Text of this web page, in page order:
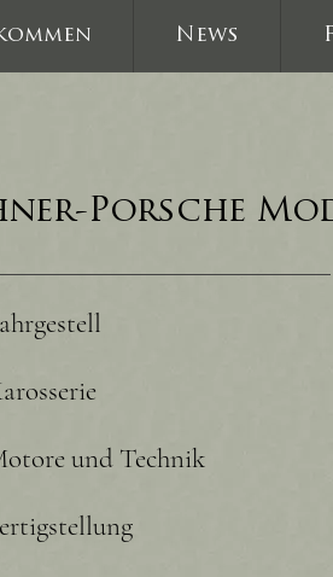
News
Porsche
und Technik